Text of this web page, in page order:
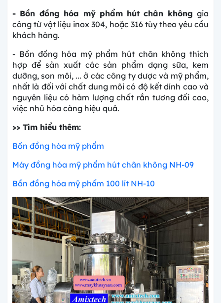
- Bồn đồng hóa mỹ phẩm hút chân khônggia
công từ vật liệu inox 304, hoặc 316 tùy theo yêu cầu
khách hàng.
- Bồn đồng hóa mỹ phẩm hút chân không thích
hợp để sản xuất các sản phẩm dạng sữa, kem
dưỡng, son môi, ... ở các công ty dược và mỹ phẩm,
nhất là đối với chất dung môi có độ kết dính cao và
nguyên liệu có hàm lượng chất rắn tương đối cao,
việc nhũ hóa càng hiệu quả.
>> Tìm hiểu thêm:
Bồn đồng hóa mỹ phẩm
Máy đồng hóa mỹ phẩm hút chân không NH-09
Bồn đồng hóa mỹ phẩm 100 lít NH-10